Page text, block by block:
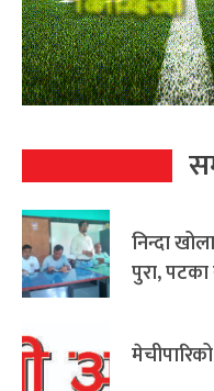
निन्दा
पुरा,